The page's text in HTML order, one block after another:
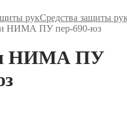
рукСредства защиты
НИМА ПУ пер-690-юз
НИМА ПУ